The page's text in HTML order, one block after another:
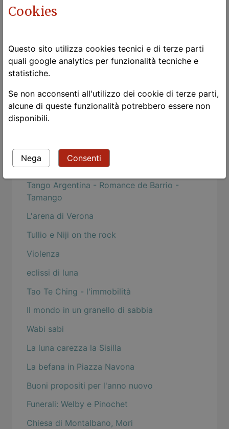
A Evaristo Carriego
Guardami!
Leggere i classici
The black dj and his white heat
Tango in Borgo's Aires
motocicletta
Tramonto dal Passo Pian delle Fugazze
Tango Argentina - Romance de Barrio -
Tamango
L'arena di Verona
Tullio e Niji on the rock
Violenza
eclissi di luna
Tao Te Ching - l'immobilità
Il mondo in un granello di sabbia
Wabi sabi
La luna carezza la Sisilla
La befana in Piazza Navona
Buoni propositi per l'anno nuovo
Funerali: Welby e Pinochet
Chiesa di Montalbano, Mori
Cookies
Questo sito utilizza cookies tecnici e di terze parti
quali google analytics per funzionalità tecniche e
statistiche.
Se non acconsenti all'utilizzo dei cookie di terze parti,
alcune di queste funzionalità potrebbero essere non
disponibili.
Nega Consenti